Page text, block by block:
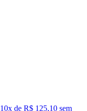
10x de R$ 125,10 sem